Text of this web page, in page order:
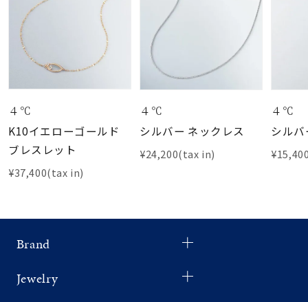
４℃
K10イエローゴールド
ブレスレット
¥37,400(tax in)
４℃
シルバー ネックレス
¥24,200(tax in)
４℃
シル
Brand
Jewelry